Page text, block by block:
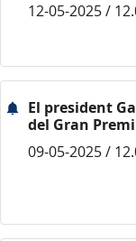
12-05-2025 /
El president
del Gran
09-05-2025 /